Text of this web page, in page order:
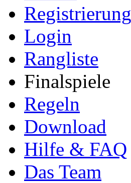
Registrierung
Login
Rangliste
Finalspiele
Regeln
Download
Hilfe & FAQ
Das Team